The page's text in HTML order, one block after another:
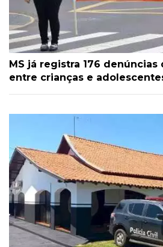
MS já registra 176 denúncias
entre crianças e